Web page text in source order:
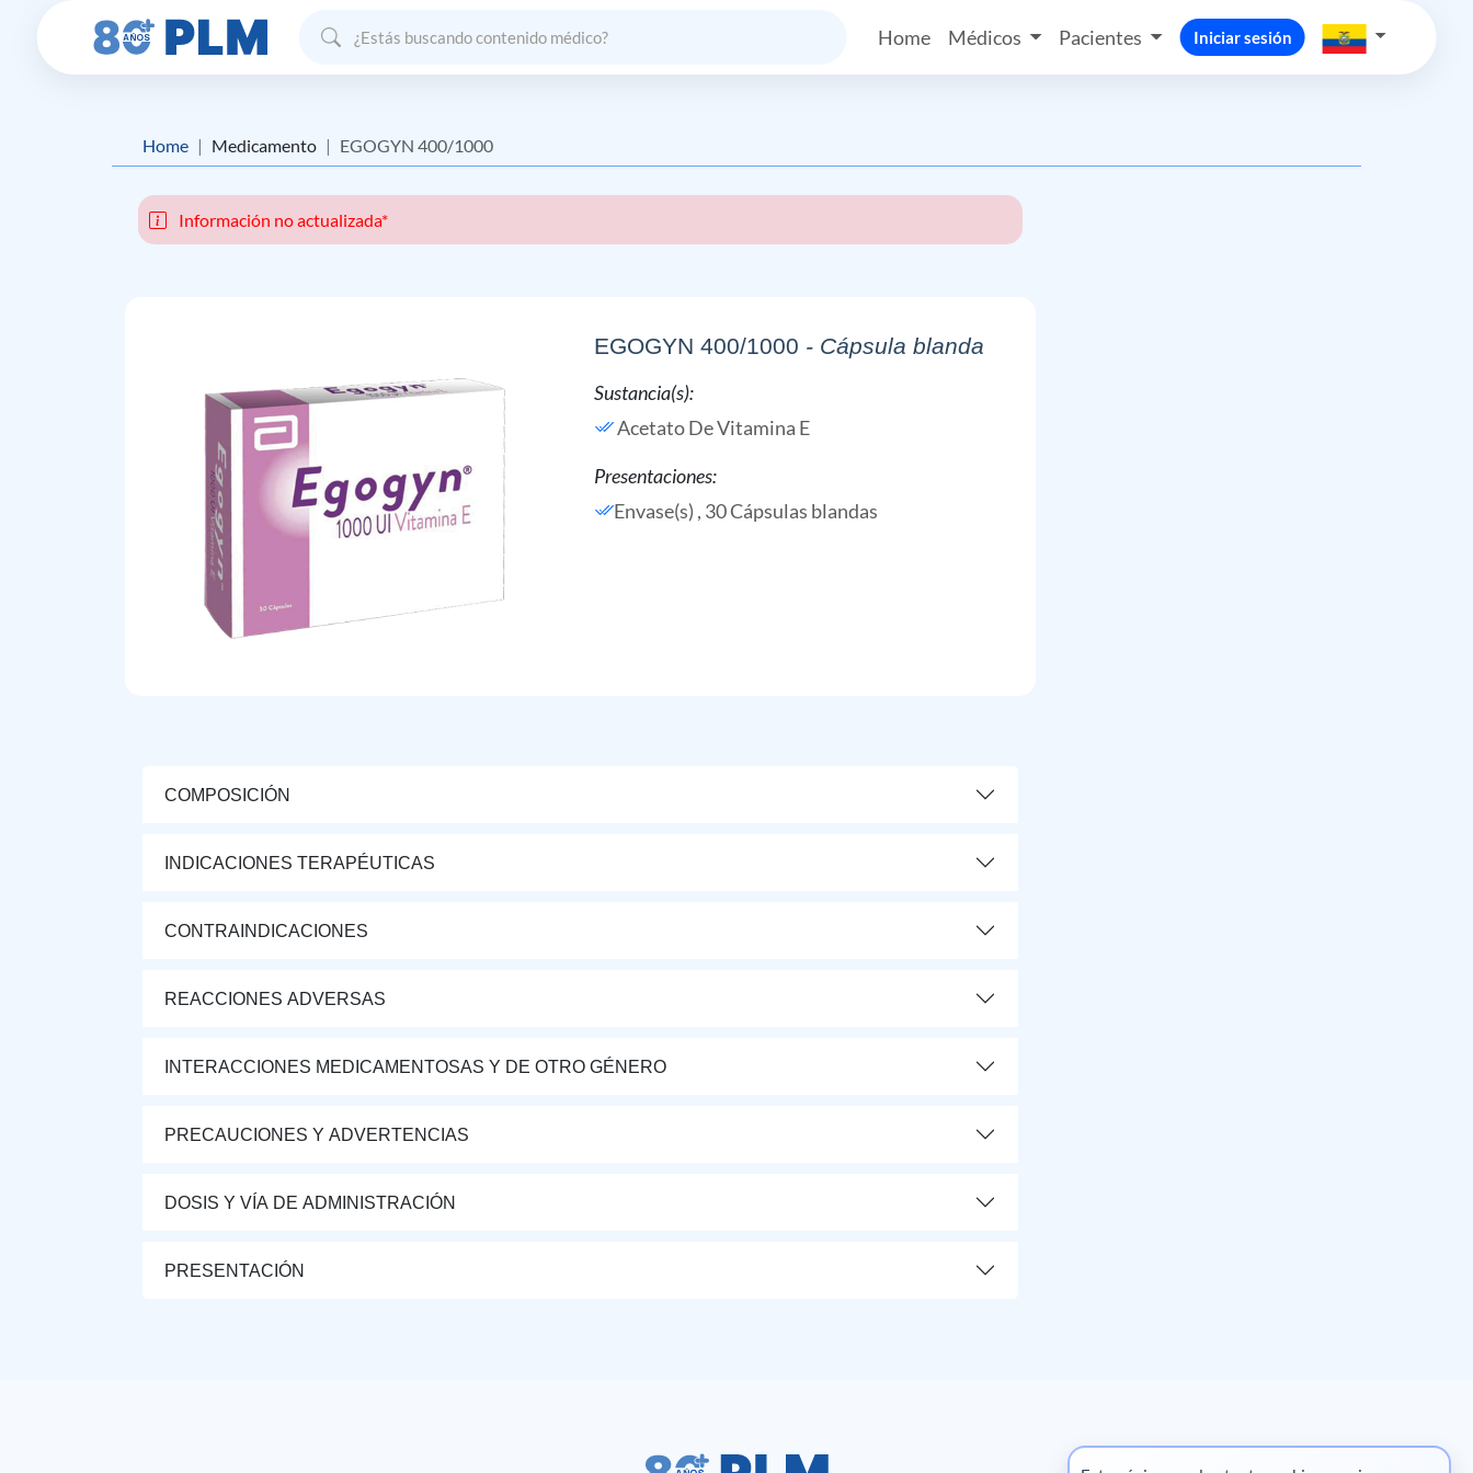
Home Médicos Pacientes Iniciar sesión
Home Medicamento EGOGYN 400/1000
Información no actualizada*
EGOGYN 400/1000 - Cápsula blanda
Sustancia(s):
Acetato De Vitamina E
Presentaciones:
Envase(s) , 30 Cápsulas blandas
COMPOSICIÓN
INDICACIONES TERAPÉUTICAS
CONTRAINDICACIONES
REACCIONES ADVERSAS
INTERACCIONES MEDICAMENTOSAS Y DE OTRO GÉNERO
PRECAUCIONES Y ADVERTENCIAS
DOSIS Y VÍA DE ADMINISTRACIÓN
PRESENTACIÓN